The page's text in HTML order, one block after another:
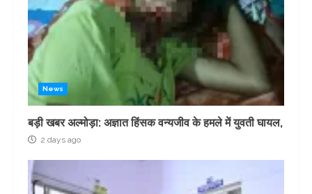
News
बड़ी खबर अल्मोड़ा: अज्ञात हिंसक वन्यजीव के हमले में युवती घायल,
2 days ago